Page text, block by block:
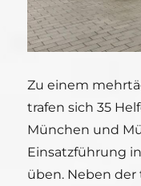
Zu einem
trafen sich 35
München und
Einsatzführung
üben. Neben